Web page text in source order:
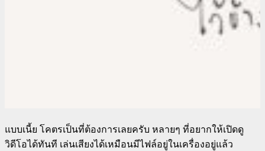
แบบเนี้ย โคตรเป็นที่ต้องการเลยครับ หลายๆ ที่อยากให้เปิดดู
วิดีโอได้ทันที เล่นเสียงได้เหมือนมีไฟล์อยู่ในเครื่องอยู่แล้ว